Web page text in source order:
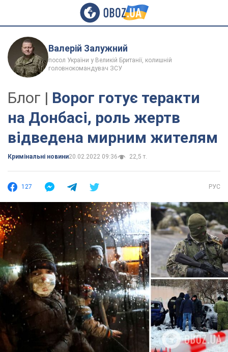
Валерій Залужний
посол України у Великій Британії, колишній
головнокомандувач ЗСУ
Блог | Ворог готує теракти
на Донбасі, роль жертв
відведена мирним жителям
Кримінальні новини20.02.2022 09:36 22,5 т.
127 РУС